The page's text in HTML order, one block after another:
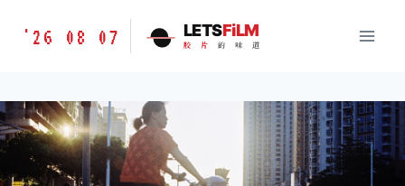
胶
味
道
LETSFILM
'26 08 07 LETSFiLM
胶 片 的 味 道